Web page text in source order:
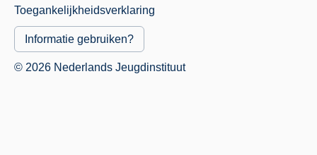
Toegankelijkheidsverklaring
Informatie gebruiken?
© 2026 Nederlands Jeugdinstituut